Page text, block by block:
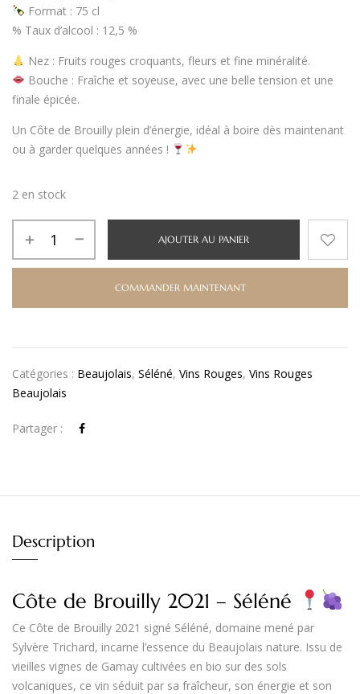
Format: 75 cl
% Taux d’alcool : 12,5 %
Nez: Fruits rouges croquants, fleurs et fine minéralité.
Bouche : Fraîche et soyeuse, avec une belle tension et une
finale épicée.
Un Côte de Brouilly plein d’énergie, idéal à boire dès maintenant
ou à garder quelques années !
2 en stock
AJOUTER AU PANIER
COMMANDER MAINTENANT
Catégories : Beaujolais, Séléné, Vins Rouges, Vins Rouges
Beaujolais
Partager :
Description
Côte de Brouilly 2021 – Séléné
Ce Côte de Brouilly 2021 signé Séléné, domaine mené par
Sylvère Trichard, incarne l’essence du Beaujolais nature. Issu de
vieilles vignes de Gamay cultivées en bio sur des sols
volcaniques, ce vin séduit par sa fraîcheur, son énergie et son